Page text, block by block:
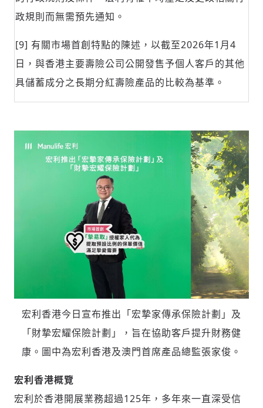
政規則而無需預先通知。
[9] 有關市場首創特點的陳述，以截至2026年1月4
日，與香港主要壽險公司公開發售予個人客戶的其他
具儲蓄成分之長期分紅壽險產品的比較為基準。
宏利香港今日宣布推出「宏摯家傳承保險計劃」及
「財摯宏耀保險計劃」，旨在協助客戶提升財務健
康。圖中為宏利香港及澳門首席產品總監張家俊。
宏利香港概覽
宏利於香港開展業務超過125年，多年來一直深受信